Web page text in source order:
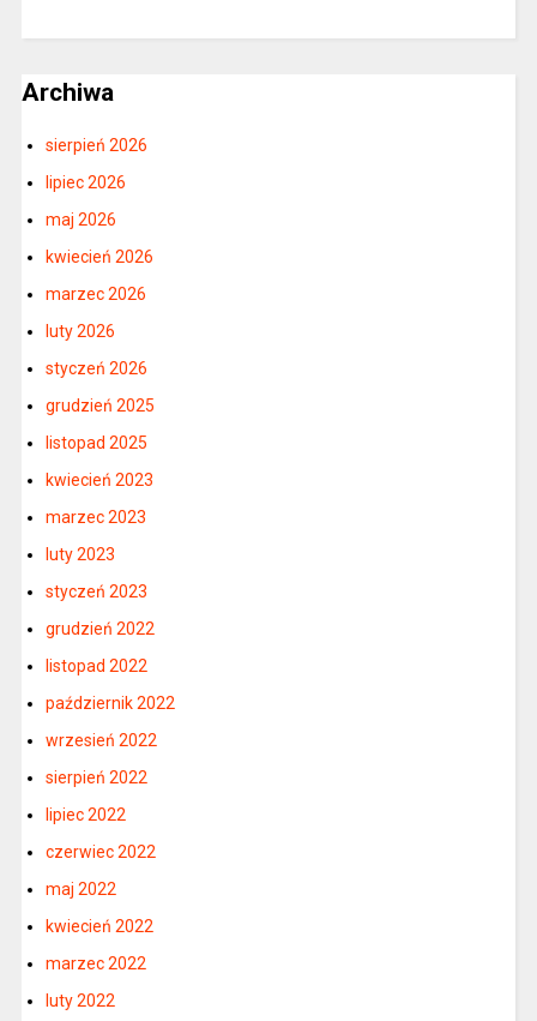
Archiwa
sierpień 2026
lipiec 2026
maj 2026
kwiecień 2026
marzec 2026
luty 2026
styczeń 2026
grudzień 2025
listopad 2025
kwiecień 2023
marzec 2023
luty 2023
styczeń 2023
grudzień 2022
listopad 2022
październik 2022
wrzesień 2022
sierpień 2022
lipiec 2022
czerwiec 2022
maj 2022
kwiecień 2022
marzec 2022
luty 2022